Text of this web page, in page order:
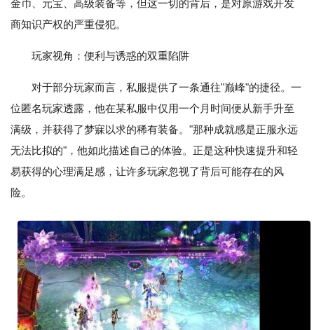
金币、元宝、高级装备等，但这一切的背后，是对原游戏开发
商知识产权的严重侵犯。
玩家视角：便利与诱惑的双重陷阱
对于部分玩家而言，私服提供了一条通往"巅峰"的捷径。一
位匿名玩家透露，他在某私服中仅用一个月时间便从新手升至
满级，并获得了梦寐以求的稀有装备。"那种成就感是正服永远
无法比拟的"，他如此描述自己的体验。正是这种快速提升和轻
易获得的心理满足感，让许多玩家忽视了背后可能存在的风
险。